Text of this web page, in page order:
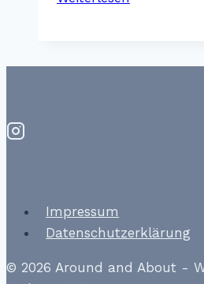
Impressum
Datenschutzerklärung
© 2026 Around and About -